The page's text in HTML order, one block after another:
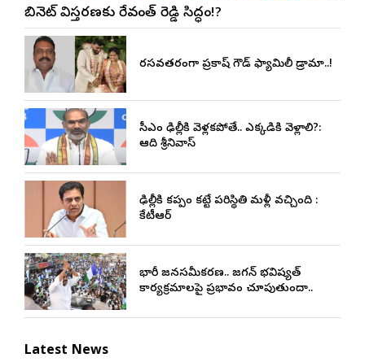
కేబినెట్ విస్తరణకు రేవంత్ రెడ్డి సిద్ధం!?
రసవత్తరంగా ప్రకాష్ గౌడ్ ఫ్యామిలీ డ్రామా..!
సీఎం ఢిల్లీకి వెళ్లకపోతే.. ఎక్కడికి వెళ్లాలి?:
ఆది శ్రీనివాస్
ఢిల్లీకి కప్పం కట్టే పరిస్థితి మళ్లీ వచ్చింది :
కేటీఆర్
భారీ జనసమీకరణ.. జగన్ భవిష్యత్
కార్యక్రమాలపై ప్రభావం చూపుతుందా..
Latest News